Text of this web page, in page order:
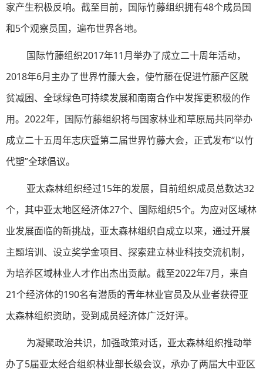
家产生积极反响。截至目前，国际竹藤组织拥有48个成员国
和5个观察员国，遍布世界各地。
国际竹藤组织2017年11月举办了成立二十周年活动，
2018年6月主办了世界竹藤大会，使竹藤在促进竹藤产区脱
贫减困、全球绿色可持续发展和南南合作中发挥更积极的作
用。2022年，国际竹藤组织将与国家林业和草原局共同举办
成立二十五周年志庆暨第二届世界竹藤大会，正式发布“以竹
代塑”全球倡议。
亚太森林组织经过15年的发展，目前组织成员总数达32
个，其中亚太地区经济体27个、国际组织5个。为应对区域林
业发展面临的新挑战，亚太森林组织自成立以来，通过开展
主题培训、设立奖学金项目、探索建立林业科技交流机制，
为培养区域林业人才作出杰出贡献。截至2022年7月，来自
21个经济体的190名有潜质的青年林业官员及从业者获得亚
太森林组织资助，受到成员经济体广泛好评。
为凝聚政治共识，加强政策对话，亚太森林组织推动举
办了5届亚太经合组织林业部长级会议，承办了两届大中亚区